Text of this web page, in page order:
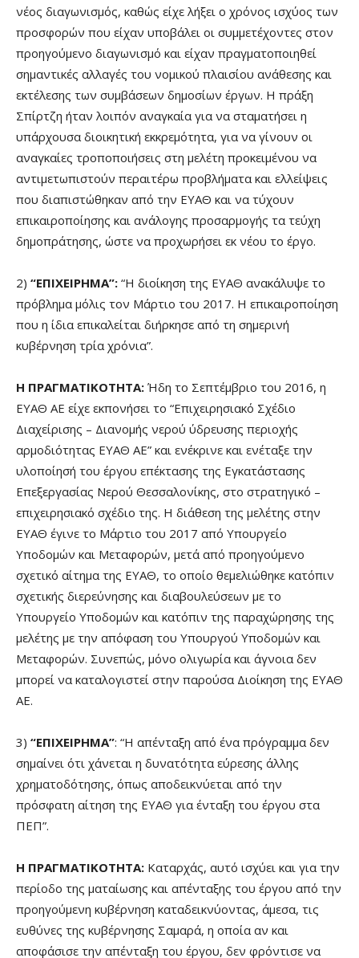
νέος διαγωνισμός, καθώς είχε λήξει ο χρόνος ισχύος των
προσφορών που είχαν υποβάλει οι συμμετέχοντες στον
προηγούμενο διαγωνισμό και είχαν πραγματοποιηθεί
σημαντικές αλλαγές του νομικού πλαισίου ανάθεσης και
εκτέλεσης των συμβάσεων δημοσίων έργων. Η πράξη
Σπίρτζη ήταν λοιπόν αναγκαία για να σταματήσει η
υπάρχουσα διοικητική εκκρεμότητα, για να γίνουν οι
αναγκαίες τροποποιήσεις στη μελέτη προκειμένου να
αντιμετωπιστούν περαιτέρω προβλήματα και ελλείψεις
που διαπιστώθηκαν από την ΕΥΑΘ και να τύχουν
επικαιροποίησης και ανάλογης προσαρμογής τα τεύχη
δημοπράτησης, ώστε να προχωρήσει εκ νέου το έργο.
2) “ΕΠΙΧΕΙΡΗΜΑ”: “Η διοίκηση της ΕΥΑΘ ανακάλυψε το
πρόβλημα μόλις τον Μάρτιο του 2017. Η επικαιροποίηση
που η ίδια επικαλείται διήρκησε από τη σημερινή
κυβέρνηση τρία χρόνια”.
Η ΠΡΑΓΜΑΤΙΚΟΤΗΤΑ: Ήδη το Σεπτέμβριο του 2016, η
ΕΥΑΘ ΑΕ είχε εκπονήσει το “Επιχειρησιακό Σχέδιο
Διαχείρισης – Διανομής νερού ύδρευσης περιοχής
αρμοδιότητας ΕΥΑΘ ΑΕ” και ενέκρινε και ενέταξε την
υλοποίησή του έργου επέκτασης της Εγκατάστασης
Επεξεργασίας Νερού Θεσσαλονίκης, στο στρατηγικό –
επιχειρησιακό σχέδιο της. Η διάθεση της μελέτης στην
ΕΥΑΘ έγινε το Μάρτιο του 2017 από Υπουργείο
Υποδομών και Μεταφορών, μετά από προηγούμενο
σχετικό αίτημα της ΕΥΑΘ, το οποίο θεμελιώθηκε κατόπιν
σχετικής διερεύνησης και διαβουλεύσεων με το
Υπουργείο Υποδομών και κατόπιν της παραχώρησης της
μελέτης με την απόφαση του Υπουργού Υποδομών και
Μεταφορών. Συνεπώς, μόνο ολιγωρία και άγνοια δεν
μπορεί να καταλογιστεί στην παρούσα Διοίκηση της ΕΥΑΘ
ΑΕ.
3) “ΕΠΙΧΕΙΡΗΜΑ”: “Η απένταξη από ένα πρόγραμμα δεν
σημαίνει ότι χάνεται η δυνατότητα εύρεσης άλλης
χρηματοδότησης, όπως αποδεικνύεται από την
πρόσφατη αίτηση της ΕΥΑΘ για ένταξη του έργου στα
ΠΕΠ”.
Η ΠΡΑΓΜΑΤΙΚΟΤΗΤΑ: Καταρχάς, αυτό ισχύει και για την
περίοδο της ματαίωσης και απένταξης του έργου από την
προηγούμενη κυβέρνηση καταδεικνύοντας, άμεσα, τις
ευθύνες της κυβέρνησης Σαμαρά, η οποία αν και
αποφάσισε την απένταξη του έργου, δεν φρόντισε να